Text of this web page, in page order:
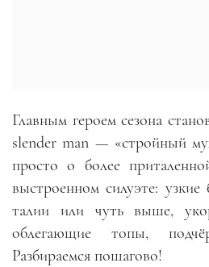
Главным героем сезона
slender man — «стройный
просто о более
выстроенном силуэте:
талии или чуть выше,
облегающие топы,
Разбираемся пошагово!